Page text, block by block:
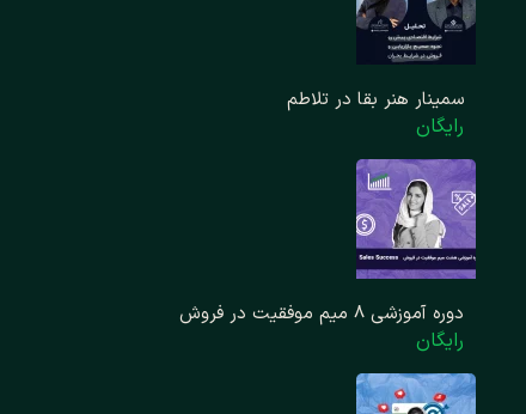
سمینار هنر بقا در تلاطم
رایگان
دوره آموزشی 8 میم موفقیت در فروش
رایگان